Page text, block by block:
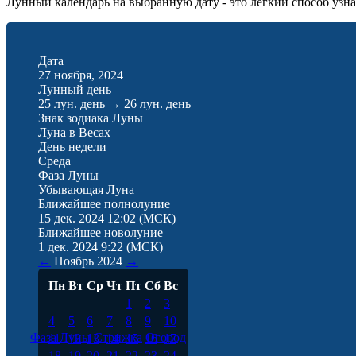
Дата
27 ноября, 2024
Лунный день
25 лун. день → 26 лун. день
Знак зодиака Луны
Луна в Весах
День недели
Среда
Фаза Луны
Убывающая Луна
Ближайшее полнолуние
15 дек. 2024 12:02 (МСК)
Ближайшее новолуние
1 дек. 2024 9:22 (МСК)
← Ноябрь 2024 →
Пн Вт Ср Чт Пт Сб Вс
1
2
3
4
5 6 7 8 9
10
11 12 13 14 15 16 17
Фаза Луны Стрижка Огород